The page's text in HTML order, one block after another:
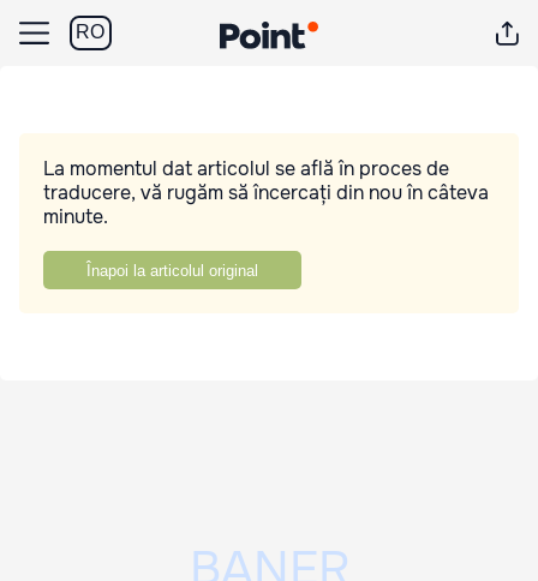
RO
La momentul dat articolul se află în proces de
traducere, vă rugăm să încercați din nou în câteva
minute.
Înapoi la articolul original